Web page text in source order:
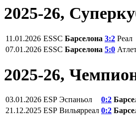
2025-26,
11.01.2026 ESSC Барселона 3:2 Реал
07.01.2026 ESSC Барселона 5:0
2025-26,
03.01.2026 ESP Эспаньол 0:2
21.12.2025 ESP Вильярреал 0:2